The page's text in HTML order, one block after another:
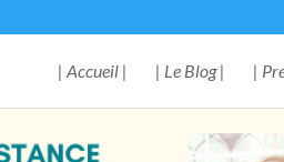
| Accueil | | Le Blog | |